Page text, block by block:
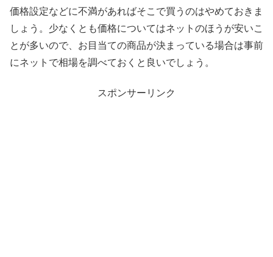
価格設定などに不満があればそこで買うのはやめておきま
しょう。少なくとも価格についてはネットのほうが安いこ
とが多いので、お目当ての商品が決まっている場合は事前
にネットで相場を調べておくと良いでしょう。
スポンサーリンク